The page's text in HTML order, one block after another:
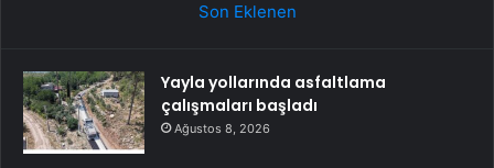
Son Eklenen
Yayla yollarında asfaltlama
çalışmaları başladı
Ağustos 8, 2026